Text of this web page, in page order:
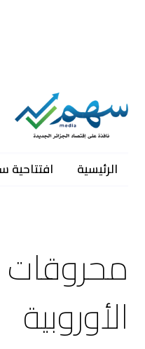
الرئيسية
محروقات
الأوروبية